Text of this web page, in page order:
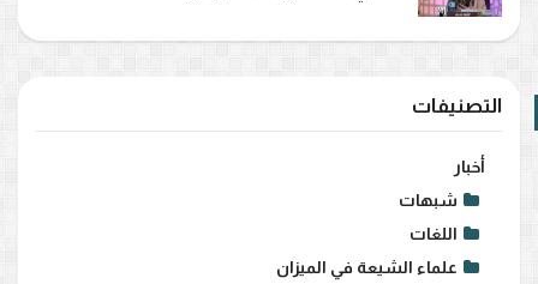
التصنيفات
أخبار
شبهات
اللغات
علماء الشيعة في الميزان